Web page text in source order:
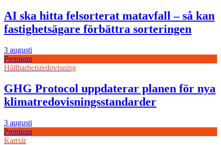
AI ska hitta felsorterat matavfall – så kan
fastighetsägare förbättra sorteringen
3 augusti
Premium
Hållbarhetsredovisning
GHG Protocol uppdaterar planen för nya
klimatredovisningsstandarder
3 augusti
Premium
Karriär